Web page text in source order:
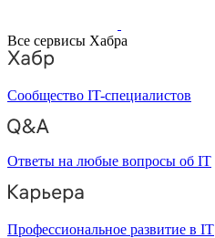
Все сервисы Хабра
Сообщество IT-специалистов
Ответы на любые вопросы об IT
Профессиональное развитие в IT